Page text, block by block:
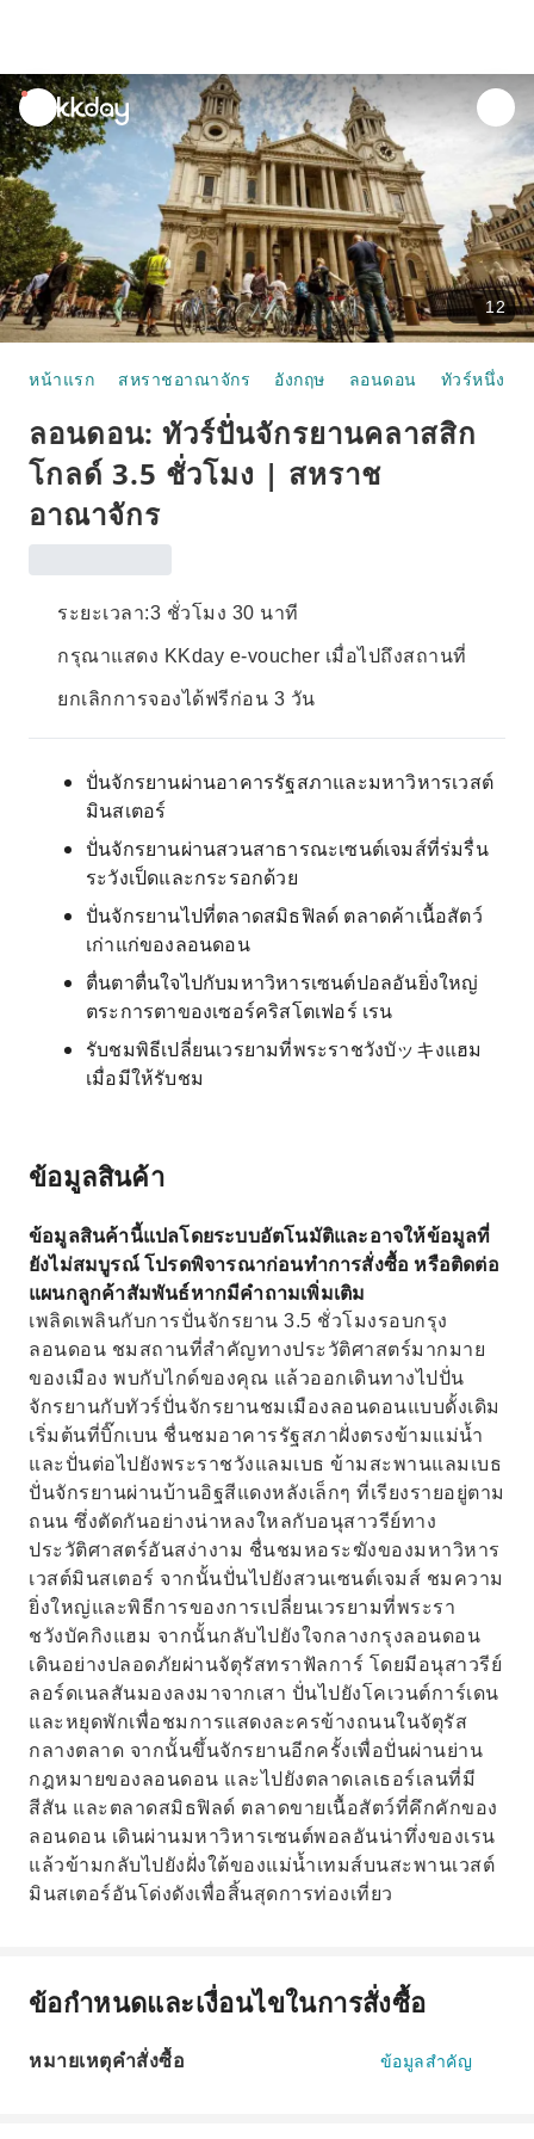
unread
notifications
12
หน้าแรก สหราชอาณาจักร อังกฤษ ลอนดอน ทัวร์หนึ่งวัน
ลอนดอน: ทัวร์ปั่นจักรยานคลาสสิก
โกลด์ 3.5 ชั่วโมง | สหราช
อาณาจักร
ระยะเวลา:3 ชั่วโมง 30 นาที
กรุณาแสดง KKday e-voucher เมื่อไปถึงสถานที่
ยกเลิกการจองได้ฟรีก่อน 3 วัน
ปั่นจักรยานผ่านอาคารรัฐสภาและมหาวิหารเวสต์
มินสเตอร์
ปั่นจักรยานผ่านสวนสาธารณะเซนต์เจมส์ที่ร่มรื่น
ระวังเป็ดและกระรอกด้วย
ปั่นจักรยานไปที่ตลาดสมิธฟิลด์ ตลาดค้าเนื้อสัตว์
เก่าแก่ของลอนดอน
ตื่นตาตื่นใจไปกับมหาวิหารเซนต์ปอลอันยิ่งใหญ่
ตระการตาของเซอร์คริสโตเฟอร์ เรน
รับชมพิธีเปลี่ยนเวรยามที่พระราชวังบัッキงแฮม
เมื่อมีให้รับชม
ข้อมูลสินค้า
ข้อมูลสินค้านี้แปลโดยระบบอัตโนมัติและอาจให้ข้อมูลที่
ยังไม่สมบูรณ์ โปรดพิจารณาก่อนทำการสั่งซื้อ หรือติดต่อ
แผนกลูกค้าสัมพันธ์หากมีคำถามเพิ่มเติม
เพลิดเพลินกับการปั่นจักรยาน 3.5 ชั่วโมงรอบกรุง
ลอนดอน ชมสถานที่สำคัญทางประวัติศาสตร์มากมาย
ของเมือง พบกับไกด์ของคุณ แล้วออกเดินทางไปปั่น
จักรยานกับทัวร์ปั่นจักรยานชมเมืองลอนดอนแบบดั้งเดิม
เริ่มต้นที่บิ๊กเบน ชื่นชมอาคารรัฐสภาฝั่งตรงข้ามแม่น้ำ
และปั่นต่อไปยังพระราชวังแลมเบธ ข้ามสะพานแลมเบธ
ปั่นจักรยานผ่านบ้านอิฐสีแดงหลังเล็กๆ ที่เรียงรายอยู่ตาม
ถนน ซึ่งตัดกันอย่างน่าหลงใหลกับอนุสาวรีย์ทาง
ประวัติศาสตร์อันสง่างาม ชื่นชมหอระฆังของมหาวิหาร
เวสต์มินสเตอร์ จากนั้นปั่นไปยังสวนเซนต์เจมส์ ชมความ
ยิ่งใหญ่และพิธีการของการเปลี่ยนเวรยามที่พระรา
ชวังบัคกิงแฮม จากนั้นกลับไปยังใจกลางกรุงลอนดอน
เดินอย่างปลอดภัยผ่านจัตุรัสทราฟัลการ์ โดยมีอนุสาวรีย์
ลอร์ดเนลสันมองลงมาจากเสา ปั่นไปยังโคเวนต์การ์เดน
และหยุดพักเพื่อชมการแสดงละครข้างถนนในจัตุรัส
กลางตลาด จากนั้นขึ้นจักรยานอีกครั้งเพื่อปั่นผ่านย่าน
กฎหมายของลอนดอน และไปยังตลาดเลเธอร์เลนที่มี
สีสัน และตลาดสมิธฟิลด์ ตลาดขายเนื้อสัตว์ที่คึกคักของ
ลอนดอน เดินผ่านมหาวิหารเซนต์พอลอันน่าทึ่งของเรน
แล้วข้ามกลับไปยังฝั่งใต้ของแม่น้ำเทมส์บนสะพานเวสต์
มินสเตอร์อันโด่งดังเพื่อสิ้นสุดการท่องเที่ยว
ข้อกำหนดและเงื่อนไขในการสั่งซื้อ
หมายเหตุคำสั่งซื้อ ข้อมูลสำคัญ